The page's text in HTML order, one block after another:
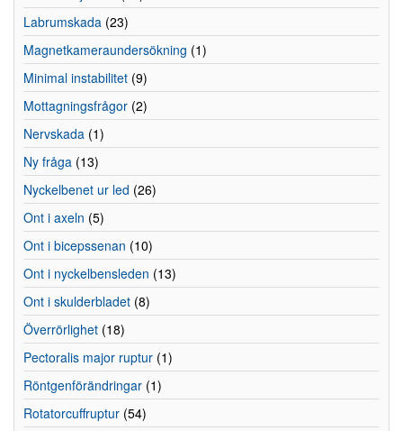
Labrumskada (23)
Magnetkameraundersökning (1)
Minimal instabilitet (9)
Mottagningsfrågor (2)
Nervskada (1)
Ny fråga (13)
Nyckelbenet ur led (26)
Ont i axeln (5)
Ont i bicepssenan (10)
Ont i nyckelbensleden (13)
Ont i skulderbladet (8)
Överrörlighet (18)
Pectoralis major ruptur (1)
Röntgenförändringar (1)
Rotatorcuffruptur (54)